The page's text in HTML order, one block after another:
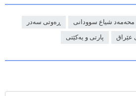
محەمەد شیاع سوودانی ڕەوتی سەدر
عێراق پارتی و یەکێتی